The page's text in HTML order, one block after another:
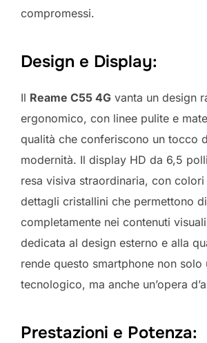
compromessi.
Design e Display:
Il Reame C55 4G vanta un design
ergonomico, con linee pulite e
qualità che conferiscono un tocco
modernità. Il display HD da 6,5
resa visiva straordinaria, con
dettagli cristallini che permettono
completamente nei contenuti
dedicata al design esterno e alla
rende questo smartphone non solo
tecnologico, ma anche un’opera
Prestazioni e Potenza: